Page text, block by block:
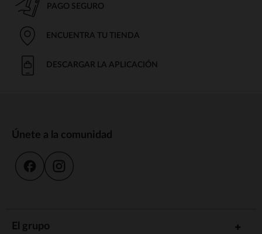
PAGO SEGURO
ENCUENTRA TU TIENDA
DESCARGAR LA APLICACIÓN
Únete a la comunidad
El grupo